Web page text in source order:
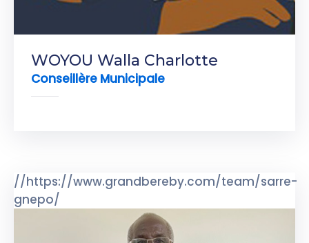
WOYOU Walla Charlotte
Conseillère Municipale
//https://www.grandbereby.com/team/sarre-
gnepo/